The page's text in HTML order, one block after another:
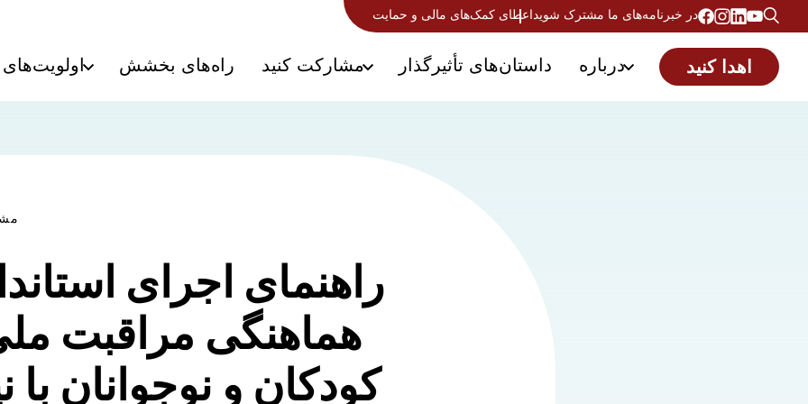
اعطای کمک‌های مالی و حمایتدر خبرنامه‌های ما مشترک شوید
اولویت‌های راه‌های بخشش مشارکت کنید داستان‌های تأثیرگذار درباره اهدا کنید
راهنمای اجرای
هماهنگی مراقبت
کودکان و نوجوانان با